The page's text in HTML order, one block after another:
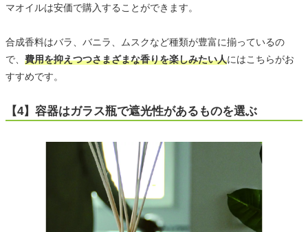
マオイルは安価で購入することができます。
合成香料はバラ、バニラ、ムスクなど種類が豊富に揃っているの
で、 費用を抑えつつさまざまな香りを楽しみたい人にはこちらがお
すすめです。
【4】容器はガラス瓶で遮光性があるものを選ぶ